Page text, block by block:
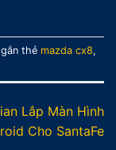
thẻ mazda cx8,
Lắp Màn Hình
Cho SantaFe